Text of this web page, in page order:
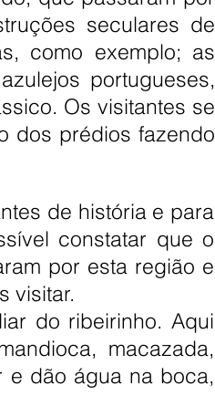
seculares de
como exemplo; as
portugueses,
Os visitantes se
dos prédios fazendo
de história e para
constatar que o
por esta região e
visitar.
do ribeirinho. Aqui
macazada,
e dão água na boca,